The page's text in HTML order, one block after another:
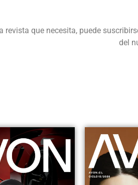
revista que necesita, puede
del